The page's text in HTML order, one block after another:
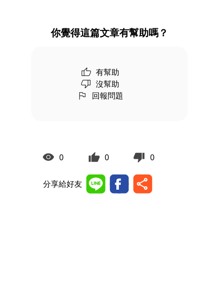
你覺得這篇文章有幫助嗎？
有幫助
沒幫助
回報問題
0 0 0
分享給好友